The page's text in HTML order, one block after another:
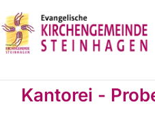
Kantorei -